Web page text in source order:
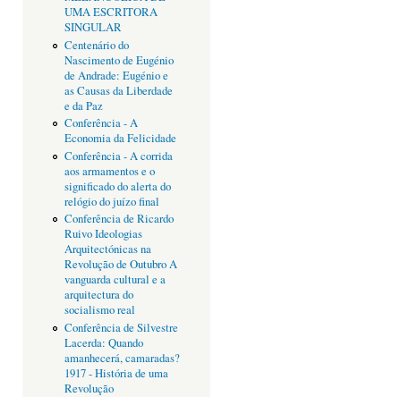
UMA ESCRITORA
SINGULAR
Centenário do
Nascimento de Eugénio
de Andrade: Eugénio e
as Causas da Liberdade
e da Paz
Conferência - A
Economia da Felicidade
Conferência - A corrida
aos armamentos e o
significado do alerta do
relógio do juízo final
Conferência de Ricardo
Ruivo Ideologias
Arquitectónicas na
Revolução de Outubro A
vanguarda cultural e a
arquitectura do
socialismo real
Conferência de Silvestre
Lacerda: Quando
amanhecerá, camaradas?
1917 - História de uma
Revolução